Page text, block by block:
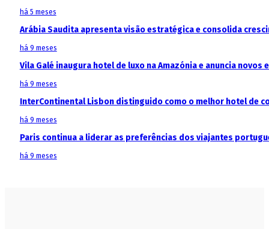
há 5 meses
Arábia Saudita apresenta visão estratégica e consolida
há 9 meses
Vila Galé inaugura hotel de luxo na Amazónia e anuncia
há 9 meses
InterContinental Lisbon distinguido como o melhor hotel de
há 9 meses
Paris continua a liderar as preferências dos viajantes
há 9 meses